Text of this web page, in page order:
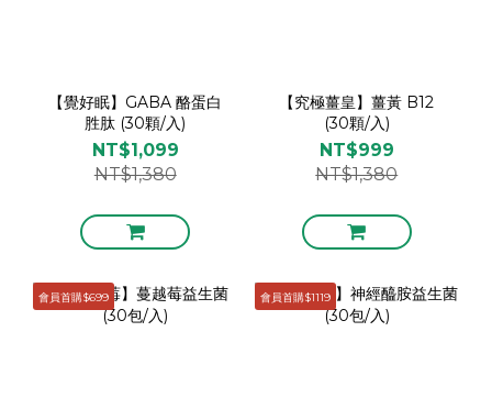
【覺好眠】GABA 酪蛋白
胜肽 (30顆/入)
NT$1,099
NT$1,380
【究極薑皇】薑黃 B12
(30顆/入)
NT$999
NT$1,380
會員首購$699 會員首購$1119